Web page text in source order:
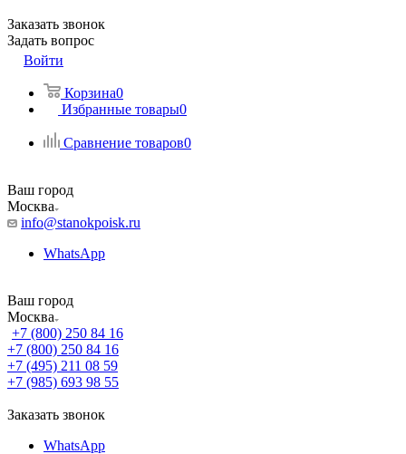
Заказать звонок
Задать вопрос
Войти
Корзина0
Избранные товары0
Сравнение товаров0
Ваш город
Москва
info@stanokpoisk.ru
WhatsApp
Ваш город
Москва
+7 (800) 250 84 16
+7 (800) 250 84 16
+7 (495) 211 08 59
+7 (985) 693 98 55
Заказать звонок
WhatsApp